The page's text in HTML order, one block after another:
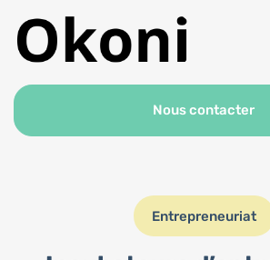
Nous contacter
Entrepreneuriat